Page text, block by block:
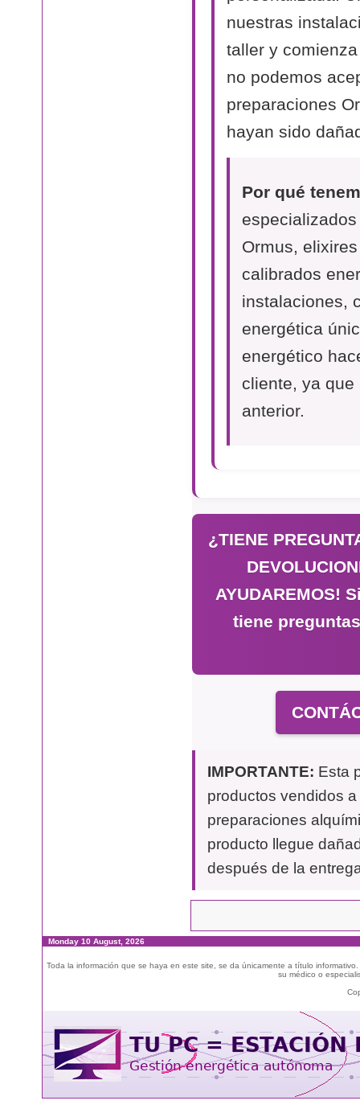
nuestras
taller y
no podemos
preparaciones
hayan sido
Por qué
Ormus,
calibrados
instalaciones,
energética
energético
cliente, ya
anterior.
¿TIENE
AYUDAREMOS!
tiene
IMPORTANTE: Esta
productos vendidos
preparaciones
producto llegue
después de la
Monday 10 August, 2026
Toda la información que se haya en este site, se da únicamente a título
su médico o